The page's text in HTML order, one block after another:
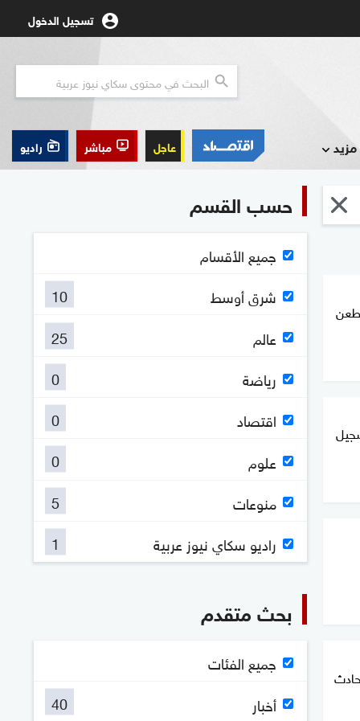
تسجيل الدخول
مزيد عاجل مباشر راديو
حسب القسم
جميع الأقسام
شرق أوسط
10
عالم
25
رياضة
0
اقتصاد
0
علوم
0
منوعات
5
راديو سكاي نيوز عربية
1
بحث متقدم
جميع الفئات
أخبار
40